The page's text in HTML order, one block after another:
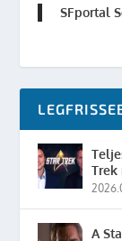
SFportal
Trek
A